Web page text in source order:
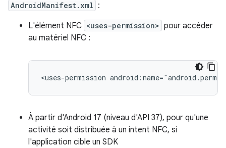
AndroidManifest.xml :
L'élément NFC <uses-permission> pour accéder
au matériel NFC :
<uses-permission
À partir d'Android 17 (niveau d'API 37), pour qu'une
activité soit distribuée à un intent NFC, si
l'application cible un SDK